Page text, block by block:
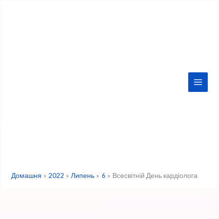
Домашня 2022 Липень 6 Всесвітній День кардіолога